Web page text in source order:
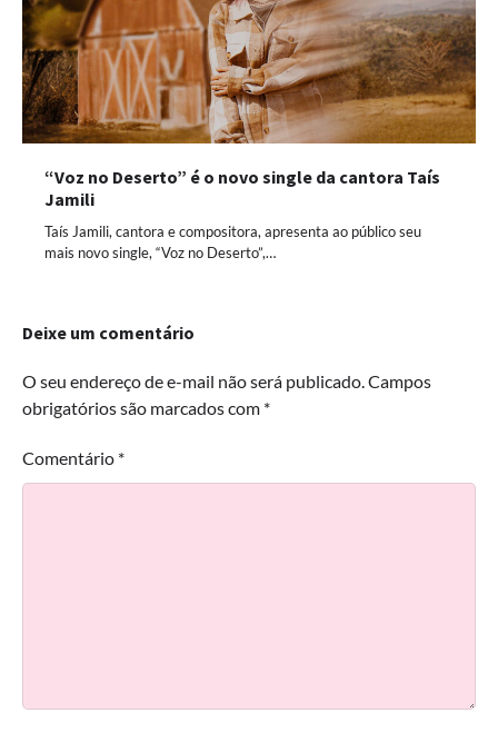
“Voz no Deserto” é o novo single da cantora Taís
Jamili
Taís Jamili, cantora e compositora, apresenta ao público seu
mais novo single, “Voz no Deserto”,…
Deixe um comentário
O seu endereço de e-mail não será publicado.Campos
obrigatórios são marcados com *
Comentário *